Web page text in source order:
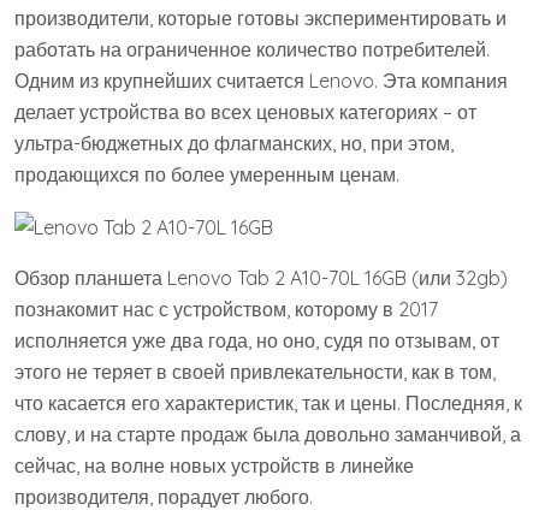
производители, которые готовы экспериментировать и
работать на ограниченное количество потребителей.
Одним из крупнейших считается Lenovo. Эта компания
делает устройства во всех ценовых категориях – от
ультра-бюджетных до флагманских, но, при этом,
продающихся по более умеренным ценам.
Обзор планшета Lenovo Tab 2 A10-70L 16GB (или 32gb)
познакомит нас с устройством, которому в 2017
исполняется уже два года, но оно, судя по отзывам, от
этого не теряет в своей привлекательности, как в том,
что касается его характеристик, так и цены. Последняя, к
слову, и на старте продаж была довольно заманчивой, а
сейчас, на волне новых устройств в линейке
производителя, порадует любого.